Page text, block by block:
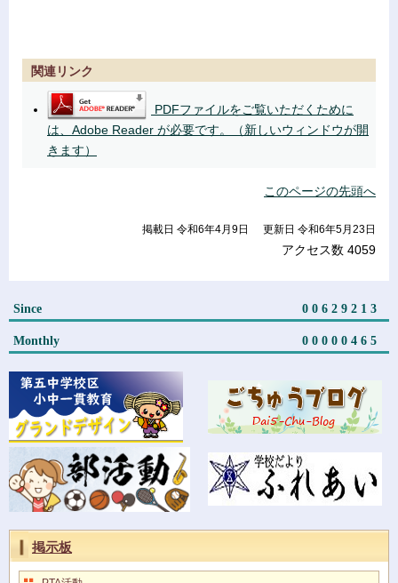
Since 00629213
Monthly 00000465
掲示板
関連リンク
PDFファイルをご覧いただくために
は、Adobe Reader が必要です。（新しいウィンドウが開
きます）
このページの先頭へ
掲載日 令和6年4月9日 更新日 令和6年5月23日
アクセス数 4059